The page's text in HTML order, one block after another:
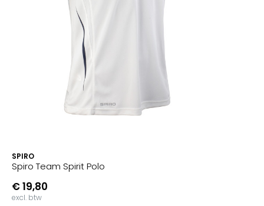
SPIRO
Spiro Team Spirit Polo
€ 19,80
excl. btw